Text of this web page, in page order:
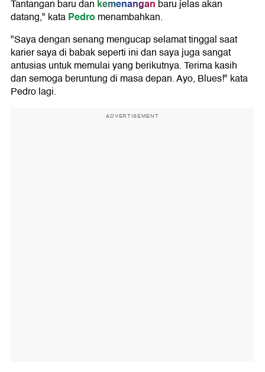
Tantangan baru dan kemenangan baru jelas akan
datang," kataPedromenambahkan.
"Saya dengan senang mengucap selamat tinggal saat
karier saya di babak seperti ini dan saya juga sangat
antusias untuk memulai yang berikutnya. Terima kasih
dan semoga beruntung di masa depan. Ayo, Blues!" kata
Pedro lagi.
ADVERTISEMENT